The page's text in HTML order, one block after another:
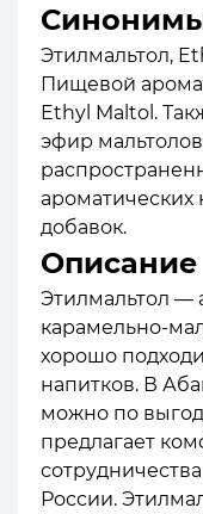
Этилмальтол,
Пищевой
Ethyl Maltol.
эфир
ароматических
добавок.
Описание
Этилмальтол —
карамельно-
хорошо
напитков. В
можно по
предлагает
России.